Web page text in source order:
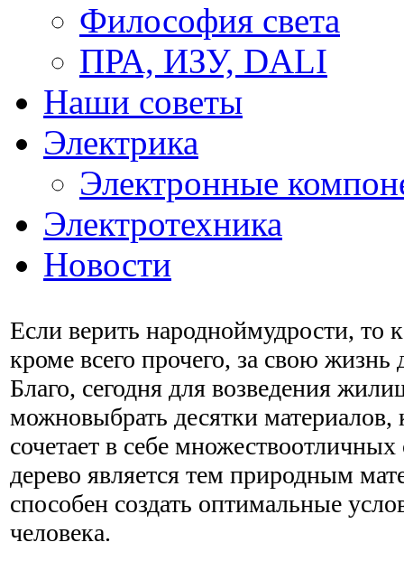
Философия света
ПРА, ИЗУ, DALI
Наши советы
Электрика
Электронные
Электротехника
Новости
Если верить народноймудрости,
кроме всего прочего, за свою
Благо, сегодня для возведения
можновыбрать десятки
сочетает в себе
дерево является тем природным
способен создать оптимальные
человека.